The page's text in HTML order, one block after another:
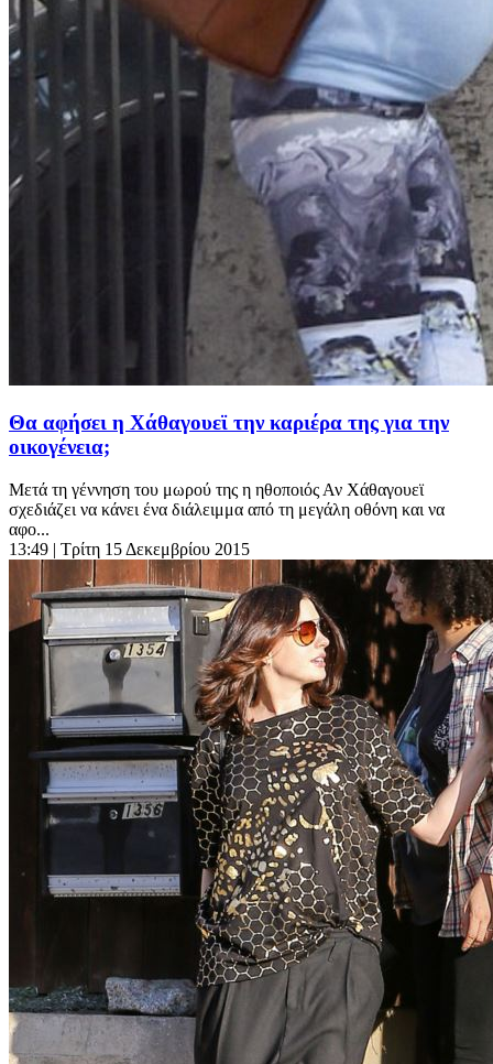
Θα αφήσει η Χάθαγουεϊ την καριέρα της για την
οικογένεια;
Μετά τη γέννηση του μωρού της η ηθοποιός Αν Χάθαγουεϊ
σχεδιάζει να κάνει ένα διάλειμμα από τη μεγάλη οθόνη και να
αφο...
13:49 | Τρίτη 15 Δεκεμβρίου 2015